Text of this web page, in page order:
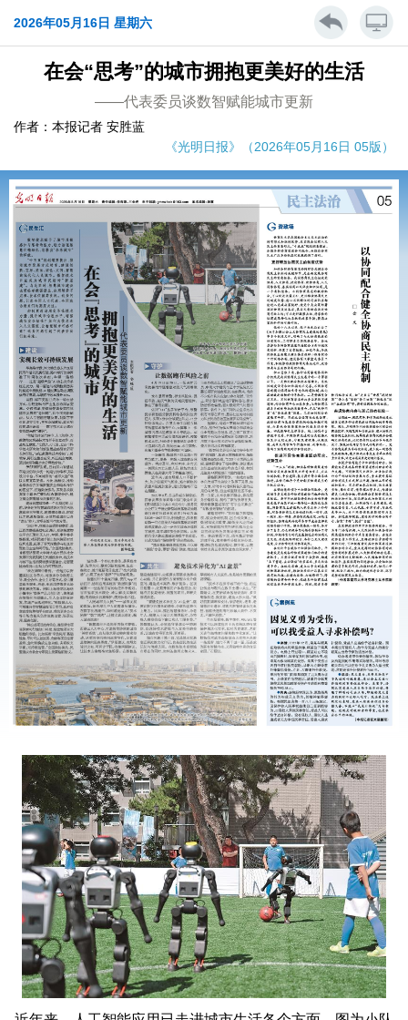
2026年05月16日 星期六
在会“思考”的城市拥抱更美好的生活
——代表委员谈数智赋能城市更新
作者：本报记者 安胜蓝
《光明日报》（2026年05月16日 05版）